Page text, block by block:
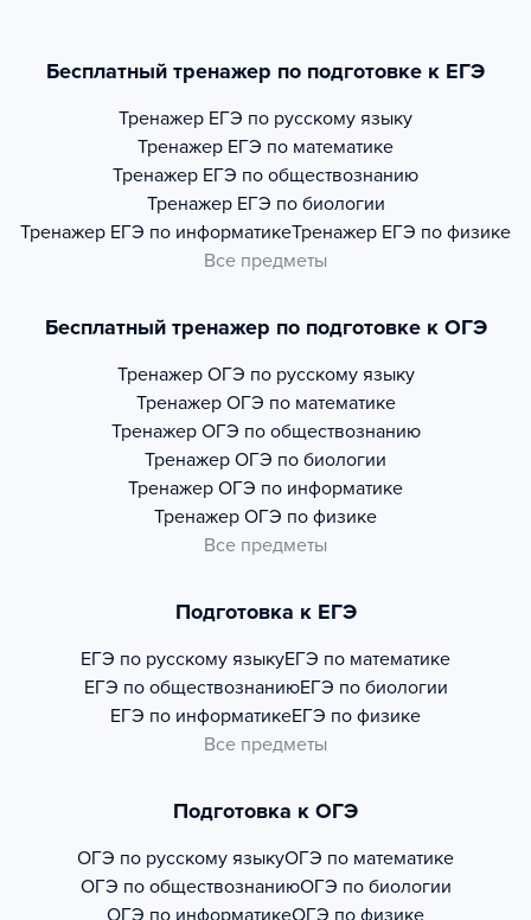
Бесплатный тренажер по подготовке к ЕГЭ
Тренажер ЕГЭ по русскому языку
Тренажер ЕГЭ по математике
Тренажер ЕГЭ по обществознанию
Тренажер ЕГЭ по биологии
Тренажер ЕГЭ по информатикеТренажер ЕГЭ по физике
Все предметы
Бесплатный тренажер по подготовке к ОГЭ
Тренажер ОГЭ по русскому языку
Тренажер ОГЭ по математике
Тренажер ОГЭ по обществознанию
Тренажер ОГЭ по биологии
Тренажер ОГЭ по информатике
Тренажер ОГЭ по физике
Все предметы
Подготовка к ЕГЭ
ЕГЭ по русскому языкуЕГЭ по математике
ЕГЭ по обществознаниюЕГЭ по биологии
ЕГЭ по информатикеЕГЭ по физике
Все предметы
Подготовка к ОГЭ
ОГЭ по русскому языкуОГЭ по математике
ОГЭ по обществознаниюОГЭ по биологии
ОГЭ по информатикеОГЭ по физике